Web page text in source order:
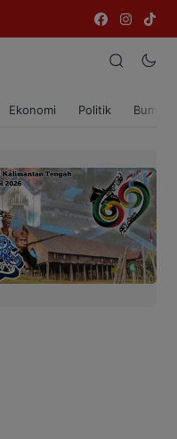
Ekonomi Politik Bumi